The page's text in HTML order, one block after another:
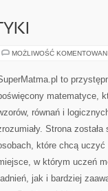
MOŻLIWOŚĆ
to
matematyce,
równań i
Strona
które chcą
w którym uczeń
jak i bardziej